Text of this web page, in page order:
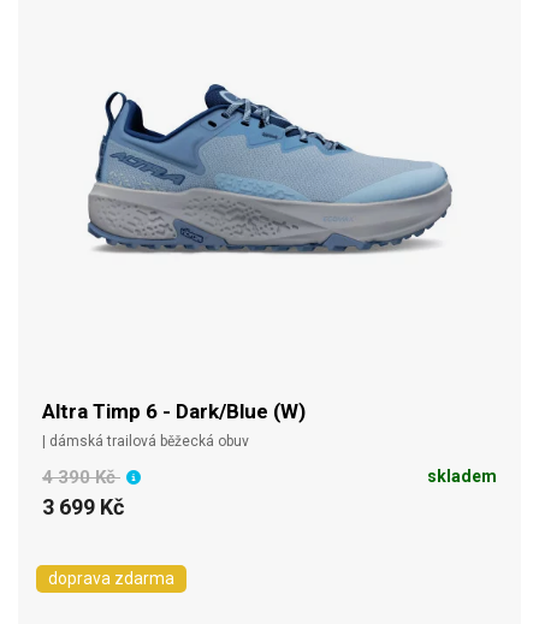
Altra Timp 6 - Dark/Blue (W)
| dámská trailová běžecká obuv
4 390 Kč
3 699 Kč
skladem
doprava zdarma